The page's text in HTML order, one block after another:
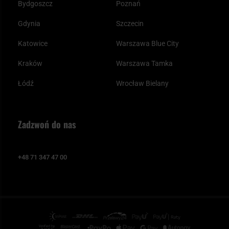
Bydgoszcz
Gdynia
Katowice
Kraków
Łódź
Poznań
Szczecin
Warszawa Blue City
Warszawa Tamka
Wrocław Bielany
Zadzwoń do nas
+48 71 347 47 00